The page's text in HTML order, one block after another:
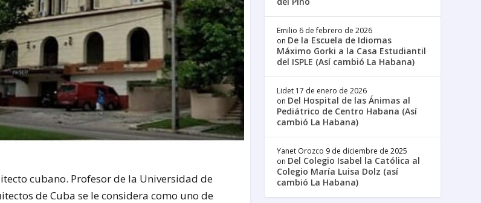
cubano. Profesor de la Universidad de
de Cuba se le considera como uno de
Emilio 6 de febrero de 2026
on De la Escuela de Idiomas
Máximo Gorki a la Casa Estudiantil
del ISPLE (Así cambió La Habana)
Lidet 17 de enero de 2026
on Del Hospital de las Ánimas al
Pediátrico de Centro Habana (Así
cambió La Habana)
Yanet Orozco 9 de diciembre de 2025
on Del Colegio Isabel la Católica al
Colegio María Luisa Dolz (así
cambió La Habana)